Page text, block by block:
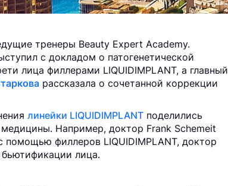
тренеры Beauty Expert Academy.
с докладом о патогенетической
лица филлерами LIQUIDIMPLANT, а главный
рассказала о сочетанной коррекции
линейки LIQUIDIMPLANT поделились
Например, доктор Frank Schemeit
филлеров LIQUIDIMPLANT, доктор
бьютификации лица.